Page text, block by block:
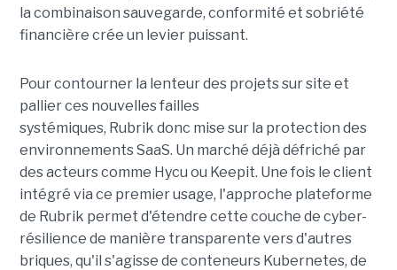
la combinaison sauvegarde, conformité et sobriété
financière crée un levier puissant.
Pour contourner la lenteur des projets sur site et
pallier ces nouvelles failles
systémiques, Rubrik donc mise sur la protection des
environnements SaaS. Un marché déjà défriché par
des acteurs comme Hycu ou Keepit. Une fois le client
intégré via ce premier usage, l'approche plateforme
de Rubrik permet d'étendre cette couche de cyber-
résilience de manière transparente vers d'autres
briques, qu'il s'agisse de conteneurs Kubernetes, de